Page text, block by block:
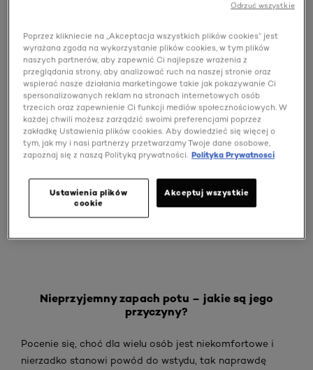
Nieprzyjemny zapach potu – jakie są jego
przyczyny?
Dezodorant dla mężczyzn czy antyperspirant?
Dezodorant dla mężczyzn – jak działa?
Czym powinien cechować się najlepszy dezodorant
męski?
Dezodorant dla mężczyzn – poprawna aplikacja
Dezodorant dla mężczyzn – w sprayu czy w kulce?
Jaki dezodorant męski do skóry wrażliwej?
Nieprzyjemny zapach potu – jakie są jego
przyczyny?
Pocenie się, choć dla wielu osób jest niekomfortowe i
nierzadko stanowi powód do wstydu, tak naprawdę
Poprzez klikniecie na „Akceptacja wszystkich plików cookies” jest
wyrażana zgoda na wykorzystanie plików cookies, w tym plików
naszych partnerów, aby zapewnić Ci najlepsze wrażenia z
przeglądania strony, aby analizować ruch na naszej stronie oraz
wspierać nasze działania marketingowe takie jak pokazywanie Ci
spersonalizowanych reklam na stronach internetowych osób
trzecich oraz zapewnienie Ci funkcji mediów społecznościowych. W
każdej chwili możesz zarządzić swoimi preferencjami poprzez
zakładkę Ustawienia plików cookies. Aby dowiedzieć się więcej o
tym, jak my i nasi partnerzy przetwarzamy Twoje dane osobowe,
zapoznaj się z naszą Polityką prywatności. Polityka Prywatnosci
Ustawienia plików
cookie
Akceptuj wszystkie
Odrzuć wszystkie